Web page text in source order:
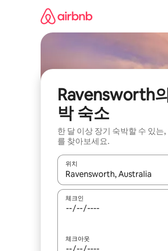
Ravensworth
박 숙소
한 달 이상 장기 숙박할 수 있는
를 찾아보세요.
위치
결과가 나오면 위·아래 화살표
체크인
체크아웃